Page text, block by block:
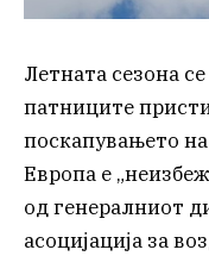
Летната сезона
патниците
поскапувањето
Европа е
од генералниот
асоцијација за